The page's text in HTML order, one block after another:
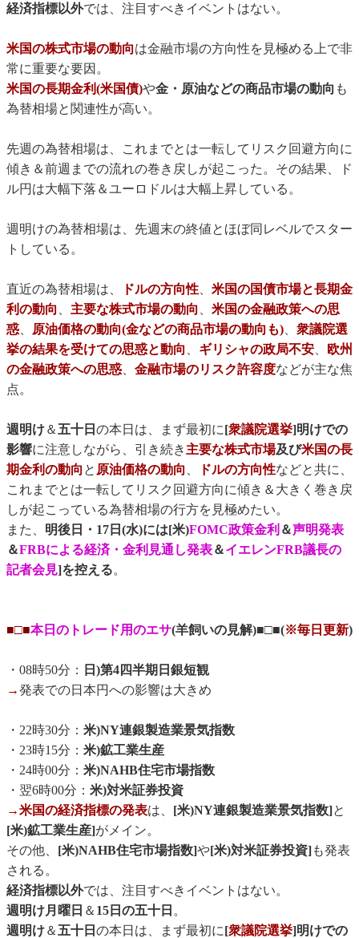
経済指標以外では、注目すべきイベントはない。
米国の株式市場の動向は金融市場の方向性を見極める上で非
常に重要な要因。
米国の長期金利(米国債)や金・原油などの商品市場の動向 も
為替相場と関連性が高い。
先週の為替相場は、これまでとは一転してリスク回避方向に
傾き＆前週までの流れの巻き戻しが起こった。その結果、ド
ル円は大幅下落＆ユーロドルは大幅上昇している。
週明けの為替相場は、先週末の終値とほぼ同レベルでスター
トしている。
直近の為替相場は、 ドルの方向性、 米国の国債市場と長期金
利の動向 、 主要な株式市場の動向 、 米国の金融政策への思
惑、 原油価格の動向(金などの商品市場の動向も)、 衆議院選
挙の結果を受けての思惑と動向 、 ギリシャの政局不安、
欧州
の金融政策への思惑、 金融市場のリスク許容度などが主な焦
点。
週明け＆五十日 の本日は、まず最初に[衆議院選挙]明けでの
影響に注意しながら、引き続き主要な株式市場及び米国の長
期金利の動向 と 原油価格の動向 、 ドルの方向性などと共に、
これまでとは一転してリスク回避方向に傾き＆大きく巻き戻
しが起こっている為替相場の行方を見極めたい。
また、 明後日・17日(水)には[米)FOMC政策金利 ＆声明発表
＆FRBによる経済・金利見通し発表＆イエレンFRB議長の
記者会見]を控える。
■□■本日のトレード用のエサ(羊飼いの見解)■□■(※毎日更新)
・08時50分：
日)第4四半期日銀短観
→発表での日本円への影響は大きめ
・22時30分： 米)NY連銀製造業景気指数
・23時15分： 米)鉱工業生産
・24時00分： 米)NAHB住宅市場指数
・翌6時00分： 米)対米証券投資
→米国の経済指標の発表は、 [米)NY連銀製造業景気指数]と
[米)鉱工業生産]がメイン。
その他、 [米)NAHB住宅市場指数]や[米)対米証券投資]も発表
される。
経済指標以外では、注目すべきイベントはない。
週明け月曜日 ＆ 15日の五十日 。
週明け＆五十日 の本日は、まず最初に[衆議院選挙]明けでの